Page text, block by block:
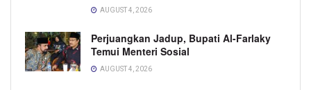
AUGUST 4, 2026
Perjuangkan Jadup, Bupati Al-Farlaky
Temui Menteri Sosial
AUGUST 4, 2026